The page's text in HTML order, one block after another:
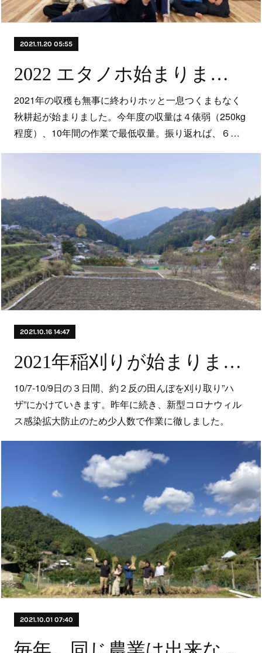
2021.11.20 05:55
2022 エタノホ始まります！
2021年の収穫も無事に終わりホッと一息つくまもなく
秋耕起が始まりました。今年度の収量は４俵弱（250kg
程度）、10年間の作業で最低収量。振り返れば、６…
2021.10.16 14:47
2021年稲刈りが始まりました！
10/7-10/9日の３日間、約２反の田んぼを刈り取り”ハ
ザ”にかけていきます。昨年に続き、新型コロナウィル
ス感染拡大防止のため少人数で作業に徹しました。
2021.10.01 07:40